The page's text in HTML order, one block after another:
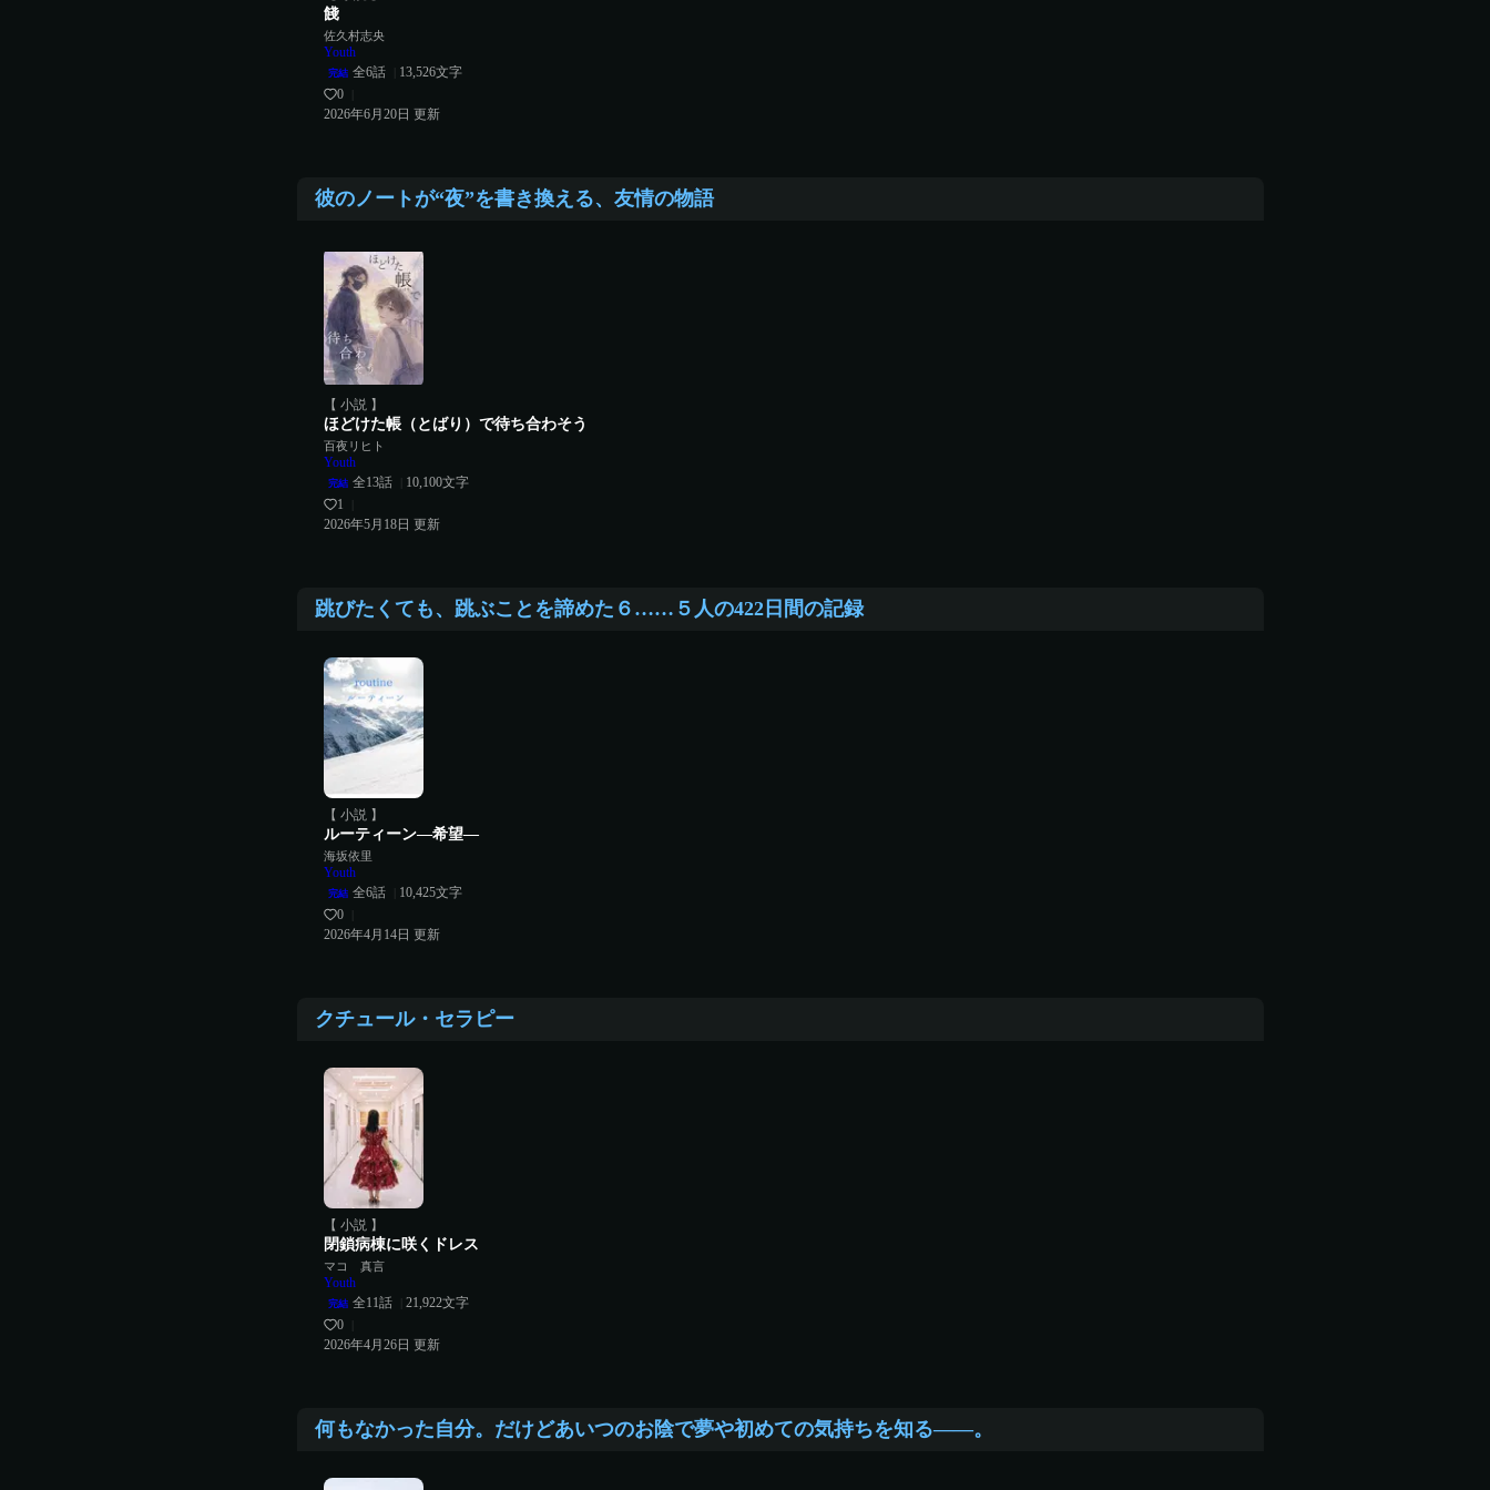
餞
佐久村志央
Youth
完結 全6話 13,526文字
0
2026年6月20日 更新
彼のノートが“夜”を書き換える、友情の物語
【 小説 】
ほどけた帳（とばり）で待ち合わそう
百夜リヒト
Youth
完結 全13話 10,100文字
1
2026年5月18日 更新
跳びたくても、跳ぶことを諦めた６……５人の422日間の記録
【 小説 】
ルーティーン―希望―
海坂依里
Youth
完結 全6話 10,425文字
0
2026年4月14日 更新
クチュール・セラピー
【 小説 】
閉鎖病棟に咲くドレス
マコ 真言
Youth
完結 全11話 21,922文字
0
2026年4月26日 更新
何もなかった自分。だけどあいつのお陰で夢や初めての気持ちを知る――。